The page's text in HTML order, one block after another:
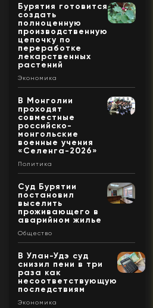
Бурятия готовится
создать
полноценную
производственную
цепочку по
переработке
лекарственных
растений
Экономика
В Монголии
проходят
совместные
российско-
монгольские
военные учения
«Селенга-2026»
Политика
Суд Бурятии
постановил
выселить
проживающего в
аварийном жилье
Общество
В Улан-Удэ суд
снизил пени в три
раза как
несоответствующую
последствиям
Экономика